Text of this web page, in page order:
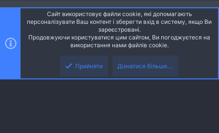
Ніч
Українська (UA)
S
Community platform by XenForo® © 2010-2026 XenForo Ltd.
Community platform by XenForo © 2010-2022 XenForo Ltd. | dev: Pages
Сайт використовує файли cookie, які допомагають
персоналізувати Ваш контент і зберегти вхід в систему, якщо Ви
зареєстровані.
Продовжуючи користуватися цим сайтом, Ви погоджуєтеся на
використання нами файлів cookie.
Прийняти Дізнатися більше....